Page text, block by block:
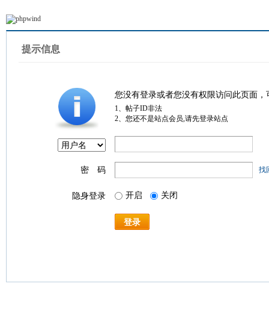
提示信息
您没有登录或者您没有权限访问此页面
1、帖子ID非法
2、您还不是站点会员,请先登录站点
密 码 找
隐身登录 开启 关闭
登录